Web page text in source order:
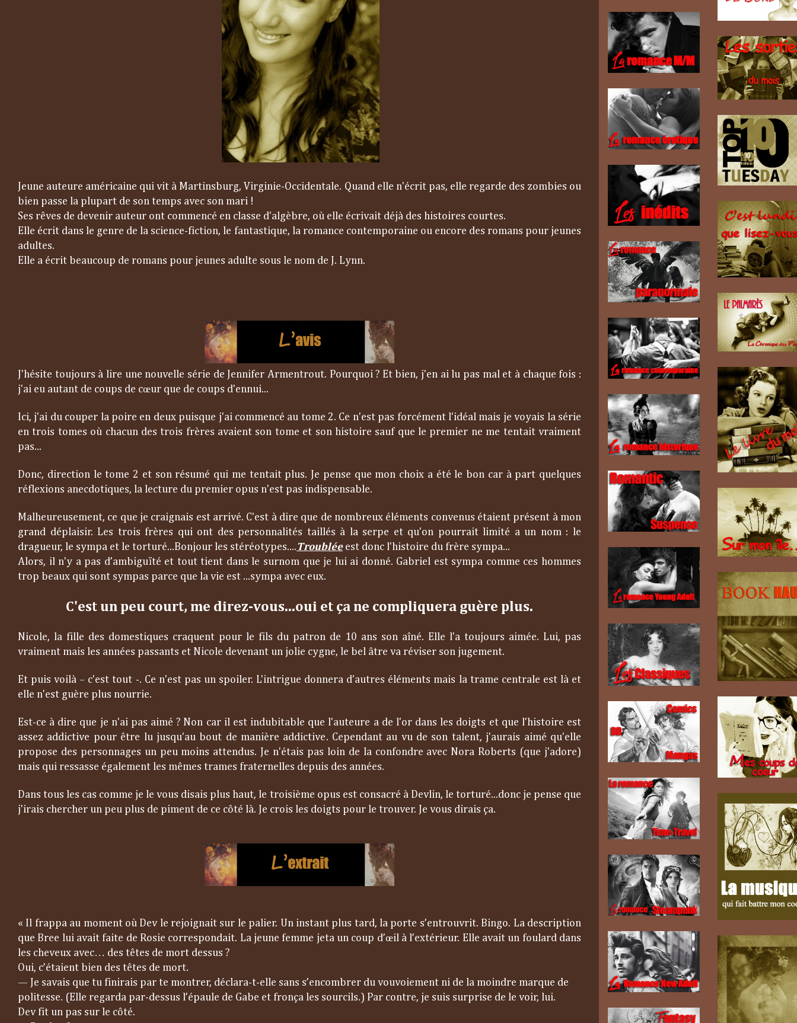
Jeune auteure américaine qui vit à Martinsburg, Virginie-Occidentale. Quand elle n'écrit pas, elle regarde des zombies ou
bien passe la plupart de son temps avec son mari !
Ses rêves de devenir auteur ont commencé en classe d'algèbre, où elle écrivait déjà des histoires courtes.
Elle écrit dans le genre de la science-fiction, le fantastique, la romance contemporaine ou encore des romans pour jeunes
adultes.
Elle a écrit beaucoup de romans pour jeunes adulte sous le nom de J. Lynn.
J'hésite toujours à lire une nouvelle série de Jennifer Armentrout. Pourquoi ? Et bien, j'en ai lu pas mal et à chaque fois :
j'ai eu autant de coups de cœur que de coups d'ennui...
Ici, j'ai du couper la poire en deux puisque j'ai commencé au tome 2. Ce n'est pas forcément l'idéal mais je voyais la série
en trois tomes où chacun des trois frères avaient son tome et son histoire sauf que le premier ne me tentait vraiment
pas...
Donc, direction le tome 2 et son résumé qui me tentait plus. Je pense que mon choix a été le bon car à part quelques
réflexions anecdotiques, la lecture du premier opus n'est pas indispensable.
Malheureusement, ce que je craignais est arrivé. C'est à dire que de nombreux éléments convenus étaient présent à mon
grand déplaisir. Les trois frères qui ont des personnalités taillés à la serpe et qu'on pourrait limité a un nom : le
dragueur, le sympa et le torturé...Bonjour les stéréotypes.... Troubléeest donc l'histoire du frère sympa...
Alors, il n'y a pas d’ambiguïté et tout tient dans le surnom que je lui ai donné. Gabriel est sympa comme ces hommes
trop beaux qui sont sympas parce que la vie est ...sympa avec eux.
C'est un peu court, me direz-vous...oui et ça ne compliquera guère plus.
Nicole, la fille des domestiques craquent pour le fils du patron de 10 ans son aîné. Elle l'a toujours aimée. Lui, pas
vraiment mais les années passants et Nicole devenant un jolie cygne, le bel âtre va réviser son jugement.
Et puis voilà – c'est tout -. Ce n'est pas un spoiler. L'intrigue donnera d'autres éléments mais la trame centrale est là et
elle n'est guère plus nourrie.
Est-ce à dire que je n'ai pas aimé ? Non car il est indubitable que l'auteure a de l'or dans les doigts et que l'histoire est
assez addictive pour être lu jusqu'au bout de manière addictive. Cependant au vu de son talent, j'aurais aimé qu'elle
propose des personnages un peu moins attendus. Je n'étais pas loin de la confondre avec Nora Roberts (que j'adore)
mais qui ressasse également les mêmes trames fraternelles depuis des années.
Dans tous les cas comme je le vous disais plus haut, le troisième opus est consacré à Devlin, le torturé...donc je pense que
j'irais chercher un peu plus de piment de ce côté là. Je crois les doigts pour le trouver. Je vous dirais ça.
« Il frappa au moment où Dev le rejoignait sur le palier. Un instant plus tard, la porte s’entrouvrit. Bingo. La description
que Bree lui avait faite de Rosie correspondait. La jeune femme jeta un coup d’œil à l’extérieur. Elle avait un foulard dans
les cheveux avec… des têtes de mort dessus ?
Oui, c’étaient bien des têtes de mort.
—
Je savais que tu finirais par te montrer, déclara-t-elle sans s’encombrer du vouvoiement ni de la moindre marque de
politesse. (Elle regarda par-dessus l’épaule de Gabe et fronça les sourcils.) Par contre, je suis surprise de le voir, lui.
Dev fit un pas sur le côté.